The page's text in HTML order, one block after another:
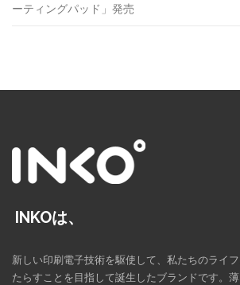
ーティングパッド」発売
INKOは、
新しい印刷電子技術を駆使して、私たちのライ
たらすことを目指して誕生したブランドです。